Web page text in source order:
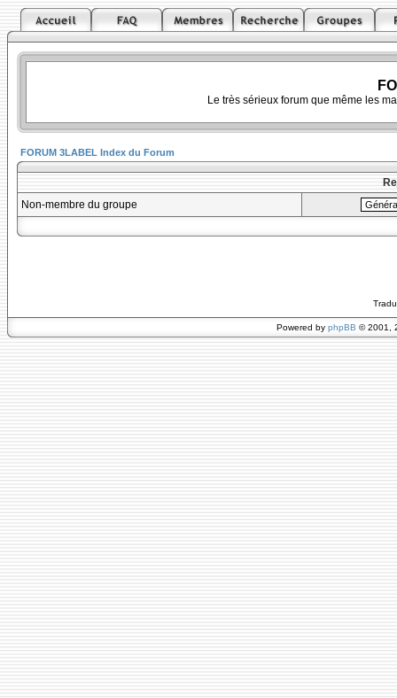
Le très sérieux forum que même les
FORUM 3LABEL Index du Forum
Non-membre du groupe
Powered by phpBB © 2001,